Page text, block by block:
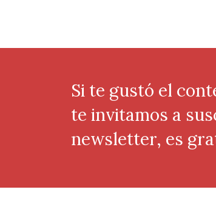
Si te gustó el
te invitamos a
newsletter, es